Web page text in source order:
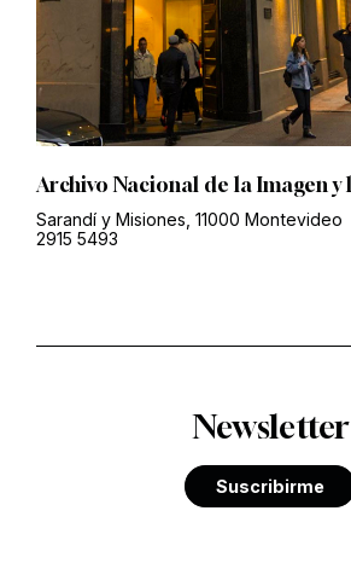
Archivo Nacional de la Imagen y
Sarandí y Misiones, 11000 Montevideo
2915 5493
Newsletter
Suscribirme